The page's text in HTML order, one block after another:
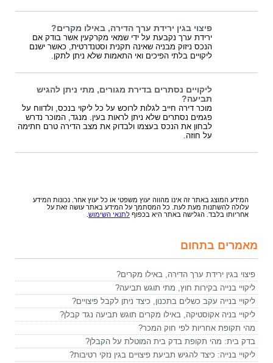
פיצוי בגין ירידת ערך הדירה, באילו מקרים?
ירידת ערך נקבעת על ידי שמאי מקרקעין אשר בודק אם
הנכס ניזוק מבניה שאינה תקנית וסטנדרטית, כאשר ישנם
ליקויים בלתי הפיכים ואי התאמות שלא ניתן לתקן.
ליקויים נסתרים בדירת מגורים, מתי ניתן להגיש
תביעה?
מוכר דירה חייב לגלות לרוכש על כל ליקוי בנכס, ולדווח על
פגמים נסתרים שלא ניתן לראות בעין. מנגד, המוכר נדרש
לבחון את הנכס בעצמו ולבדוק את מצב הדירה טרם חתימה
על חוזה.
המידע המוצג באתר זה אינו מהווה יעוץ משפטי או כל יעוץ אחר. נכונות המידע
עלולה להשתנות מעת לעת. כל המסתמך על המידע באתר עושה זאת על
אחריותו בלבד. הגלישה באתר היא בכפוף לתנאי השימוש
מאמרים בתחום
פיצוי בגין ירידת ערך הדירה, באילו מקרים?
ליקויי בנייה בקירות חוץ, מתי תוגש תביעה?
ליקויי בנייה עקב כשלים בתכנון, כיצד ניתן לקבל פיצויים?
ליקויי בניה אקוסטיקה, באילו מקרים תוגש תביעה נגד קבלן?
מהי תקופת אחריות לפי חוק המכר?
בדק בית: מהי תקופת בדק בית המוטלת על הקבלן?
ליקויי בנייה: כיצד להגיש תביעת פיצויים בגין נזקי רטיבות?